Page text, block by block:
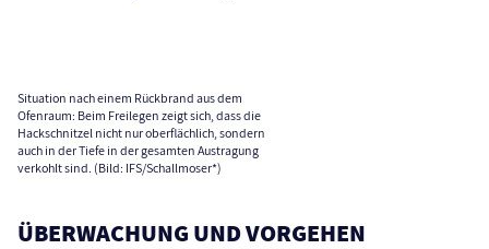
Situation nach einem Rückbrand aus dem
Ofenraum: Beim Freilegen zeigt sich, dass die
Hackschnitzel nicht nur oberflächlich, sondern
auch in der Tiefe in der gesamten Austragung
verkohlt sind. (Bild: IFS/Schallmoser*)
ÜBERWACHUNG UND VORGEHEN